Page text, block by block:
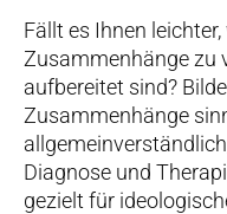
Fällt es Ihnen
Zusammenhänge zu
aufbereitet sind?
Zusammenhänge
Diagnose und
gezielt für